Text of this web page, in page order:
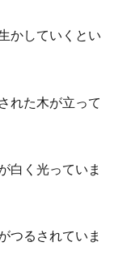
かしていくとい
れた木が立って
白く光っていま
つるされていま